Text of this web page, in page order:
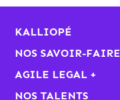
KALLIOPÉ
NOS SAVOIR-FAIRE
AGILE LEGAL +
NOS TALENTS